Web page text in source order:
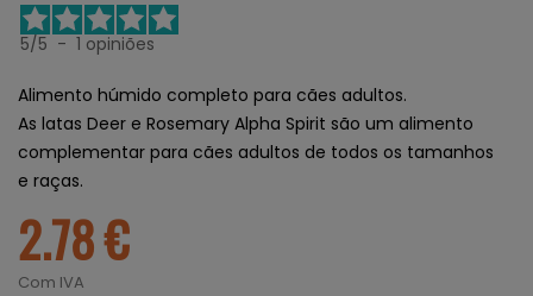
5/5 - 1 opiniões
Alimento húmido completo para cães adultos.
As latas Deer e Rosemary Alpha Spirit são um alimento
complementar para cães adultos de todos os tamanhos
e raças.
2.78 €
Com IVA